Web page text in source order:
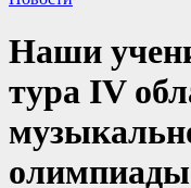
Наши
тура IV